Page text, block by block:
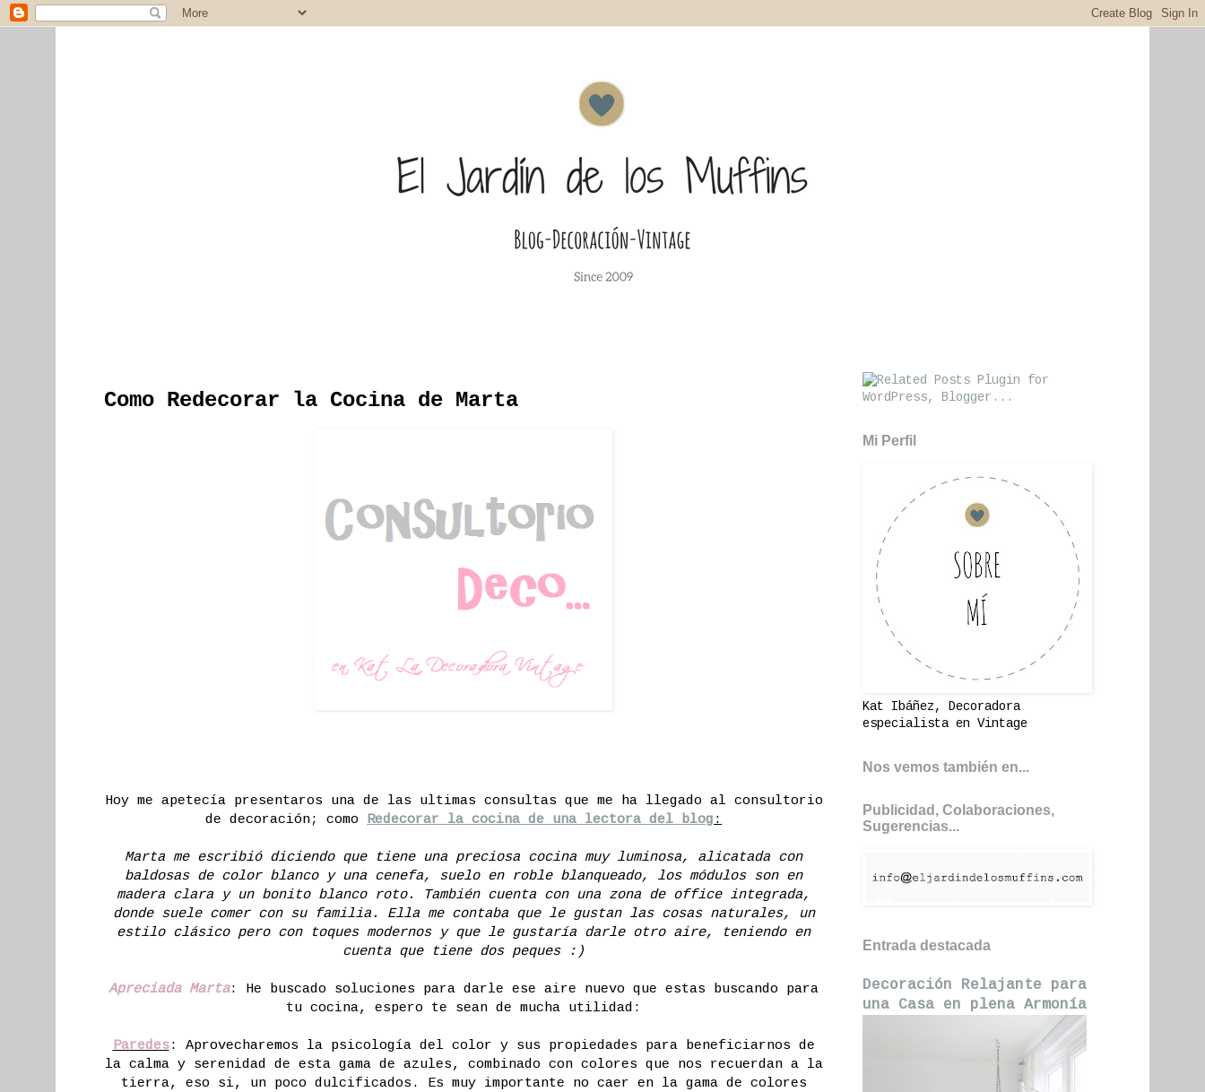
Como Redecorar la Cocina de Marta
Hoy me apetecía presentaros una de las ultimas consultas que me ha llegado al consultorio
de decoración; como Redecorar la cocina de una lectora del blog :
Marta me escribió diciendo que tiene una preciosa cocina muy luminosa, alicatada con
baldosas de color blanco y una cenefa, suelo en roble blanqueado, los módulos son en
madera clara y un bonito blanco roto. También cuenta con una zona de office integrada,
donde suele comer con su familia. Ella me contaba que le gustan las cosas naturales, un
estilo clásico pero con toques modernos y que le gustaría darle otro aire, teniendo en
cuenta que tiene dos peques :)
Apreciada Marta: He buscado soluciones para darle ese aire nuevo que estas buscando para
tu cocina, espero te sean de mucha utilidad:
Paredes: Aprovecharemos la psicología del color y sus propiedades para beneficiarnos de
la calma y serenidad de esta gama de azules, combinado con colores que nos recuerdan a la
tierra, eso si, un poco dulcificados. Es muy importante no caer en la gama de colores
Mi Perfil
Kat Ibáñez, Decoradora
especialista en Vintage
Nos vemos también en...
Publicidad, Colaboraciones,
Sugerencias...
Entrada destacada
Decoración Relajante para
una Casa en plena Armonía